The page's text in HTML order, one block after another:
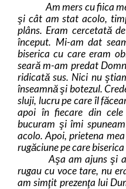
Am mers cu fiica
şi cât am stat acolo,
plâns. Eram cercetată
început. Mi-am dat
biserica cu care eram
seară m-am predat
ridicată sus. Nici nu
înseamnă şi botezul.
sluji, lucru pe care îl
apoi în fiecare din
bucuram şi îmi
acolo. Apoi, prietena
rugăciune pe care biserica
Aşa am ajuns şi
rugau cu voce tare, nu
am simţit prezenţa lui